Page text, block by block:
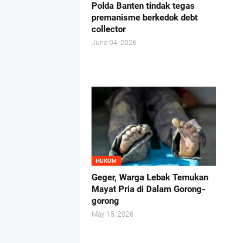
Polda Banten tindak tegas
premanisme berkedok debt
collector
June 04, 2026
HUKUM
Geger, Warga Lebak Temukan
Mayat Pria di Dalam Gorong-
gorong
May 15, 2026